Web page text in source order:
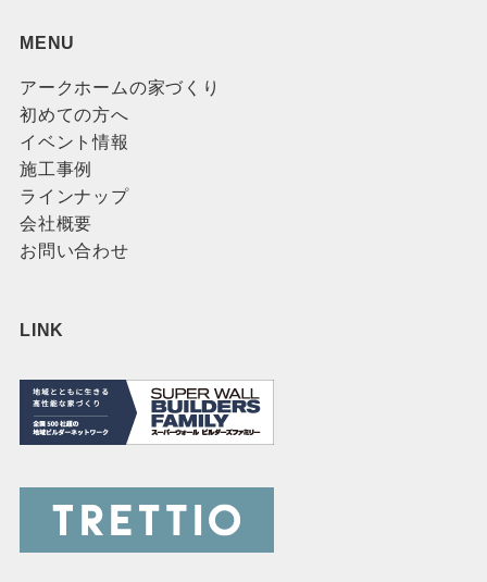
MENU
アークホームの家づくり
初めての方へ
イベント情報
施工事例
ラインナップ
会社概要
お問い合わせ
LINK